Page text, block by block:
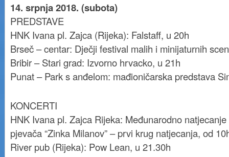
14. srpnja 2018. (subota)
PREDSTAVE
HNK Ivana pl. Zajca (Rijeka): Falstaff, u 20h
Brseč – centar: Dječji festival malih i minijaturnih
Bribir – Stari grad: Izvorno hrvacko, u 21h
Punat – Park s anđelom: mađioničarska predstava
KONCERTI
HNK Ivana pl. Zajca Rijeka: Međunarodno
pjevača “Zinka Milanov” – prvi krug natjecanja, od
River pub (Rijeka): Pow Lean, u 21.30h